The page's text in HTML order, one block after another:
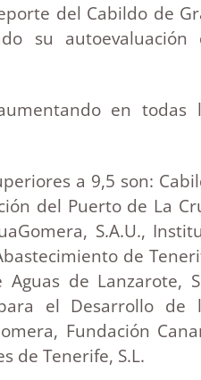
del Cabildo de
su autoevaluación
en todas
a 9,5 son:
del Puerto de La
S.A.U.,
de
Aguas de Lanzarote,
el Desarrollo de
Fundación
de Tenerife, S.L.